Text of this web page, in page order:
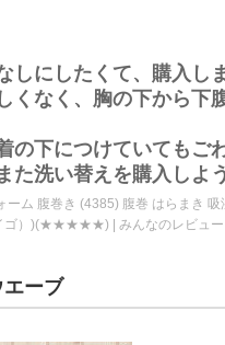
しにしたくて、購入し
くなく、胸の下から下
の下につけていてもご
た洗い替えを購入しよ
ーム 腹巻き (4385) 腹巻 はらまき
ゴ）)(★★★★★) | みんなのレビュー
ーブ